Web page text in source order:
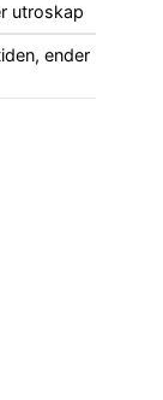
utroskap
ender